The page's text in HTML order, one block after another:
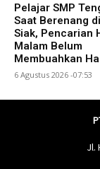
Pelajar SMP
Saat Berenang
Siak, Pencarian
Malam Belum
Membuahkan
6 Agustus 2026 -07:53
Jl.